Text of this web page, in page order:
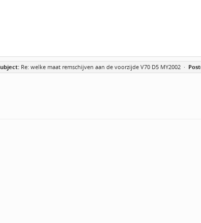
Re: welke maat remschijven aan de voorzijde V70 D5 MY2002 ·